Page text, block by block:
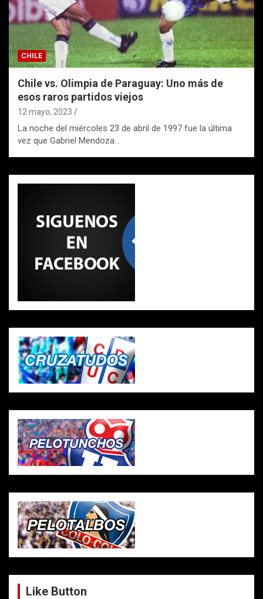
CHILE
Chile vs. Olimpia de Paraguay: Uno más de
esos raros partidos viejos
12 mayo, 2023
La noche del miércoles 23 de abril de 1997 fue la última
vez que Gabriel Mendoza…
Like Button